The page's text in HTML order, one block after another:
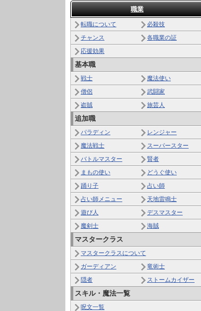
職業
転職について
必殺技
チャンス
各職業の証
応援効果
基本職
戦士
魔法使い
僧侶
武闘家
盗賊
旅芸人
追加職
パラディン
レンジャー
魔法戦士
スーパースター
バトルマスター
賢者
まもの使い
どうぐ使い
踊り子
占い師
占い師メニュー
天地雷鳴士
遊び人
デスマスター
魔剣士
海賊
マスタークラス
マスタークラスについて
ガーディアン
竜術士
隠者
ストームカイザー
スキル・魔法一覧
呪文一覧